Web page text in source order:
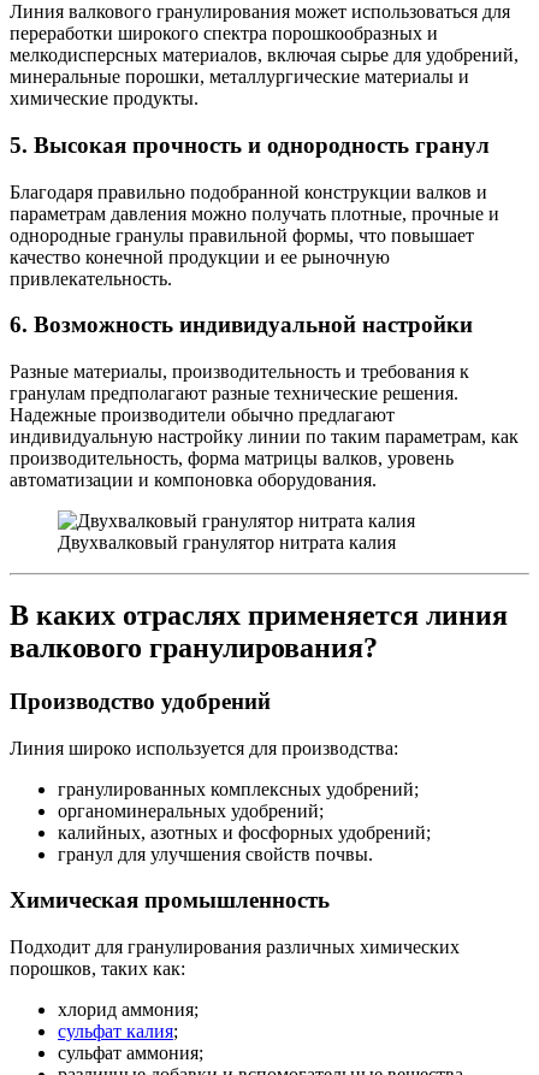
Линия валкового гранулирования может использоваться для
переработки широкого спектра порошкообразных и
мелкодисперсных материалов, включая сырье для удобрений,
минеральные порошки, металлургические материалы и
химические продукты.
5. Высокая прочность и однородность гранул
Благодаря правильно подобранной конструкции валков и
параметрам давления можно получать плотные, прочные и
однородные гранулы правильной формы, что повышает
качество конечной продукции и ее рыночную
привлекательность.
6. Возможность индивидуальной настройки
Разные материалы, производительность и требования к
гранулам предполагают разные технические решения.
Надежные производители обычно предлагают
индивидуальную настройку линии по таким параметрам, как
производительность, форма матрицы валков, уровень
автоматизации и компоновка оборудования.
Двухвалковый гранулятор нитрата калия
В каких отраслях применяется линия
валкового гранулирования?
Производство удобрений
Линия широко используется для производства:
гранулированных комплексных удобрений;
органоминеральных удобрений;
калийных, азотных и фосфорных удобрений;
гранул для улучшения свойств почвы.
Химическая промышленность
Подходит для гранулирования различных химических
порошков, таких как:
хлорид аммония;
сульфат калия;
сульфат аммония;